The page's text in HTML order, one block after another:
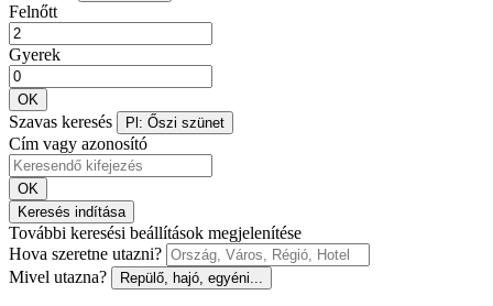
Felnőtt
Gyerek
OK
Szavas keresés Pl: Őszi szünet
Cím vagy azonosító
OK
Keresés indítása
További keresési beállítások megjelenítése
Hova szeretne utazni?
Mivel utazna?
Repülő, hajó, egyéni...